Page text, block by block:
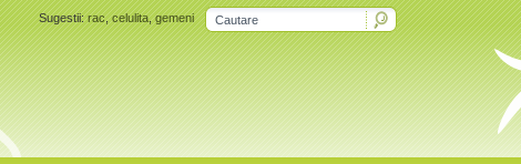
Sugestii: rac,celulita,gemeni